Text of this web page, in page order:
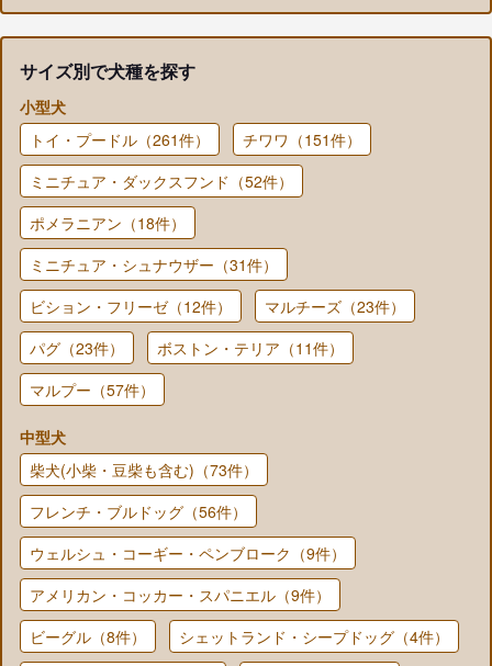
サイズ別で犬種を探す
小型犬
トイ・プードル（261件）
チワワ（151件）
ミニチュア・ダックスフンド（52件）
ポメラニアン（18件）
ミニチュア・シュナウザー（31件）
ビション・フリーゼ（12件）
マルチーズ（23件）
パグ（23件）
ボストン・テリア（11件）
マルプー（57件）
中型犬
柴犬(小柴・豆柴も含む)（73件）
フレンチ・ブルドッグ（56件）
ウェルシュ・コーギー・ペンブローク（9件）
アメリカン・コッカー・スパニエル（9件）
ビーグル（8件）
シェットランド・シープドッグ（4件）